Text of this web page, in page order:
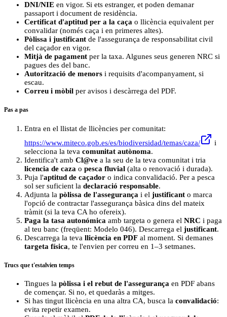
DNI/NIE en vigor. Si ets estranger, et poden demanar
passaport i document de residència.
Certificat d'aptitud per a la caça o llicència equivalent per
convalidar (només caça i en primeres altes).
Pòlissa i justificant de l'assegurança de responsabilitat civil
del caçador en vigor.
Mitjà de pagament per la taxa. Algunes seus generen NRC si
pagues des del banc.
Autorització de menors i requisits d'acompanyament, si
escau.
Correu i mòbil per avisos i descàrrega del PDF.
Pas a pas
Entra en el llistat de llicències per comunitat:
https://www.miteco.gob.es/es/biodiversidad/temas/caza/
i
selecciona la teva comunitat autònoma.
Identifica't amb Cl@ve a la seu de la teva comunitat i tria
licencia de caza o pesca fluvial (alta o renovació i durada).
Puja l'aptitud de caçador o indica convalidació. Per a pesca
sol ser suficient la declaració responsable.
Adjunta la pòlissa de l'assegurança i el justificant o marca
l'opció de contractar l'assegurança bàsica dins del mateix
tràmit (si la teva CA ho ofereix).
Paga la tasa autonómica amb targeta o genera el NRC i paga
al teu banc (freqüent: Modelo 046). Descarrega el justificant.
Descarrega la teva llicència en PDF al moment. Si demanes
targeta física, te l'envien per correu en 1–3 setmanes.
Trucs que t'estalvien temps
Tingues la pòlissa i el rebut de l'assegurança en PDF abans
de començar. Si no, et quedaràs a mitges.
Si has tingut llicència en una altra CA, busca la convalidació:
evita repetir examen.